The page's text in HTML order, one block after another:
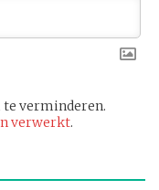
verminderen.
verwerkt.